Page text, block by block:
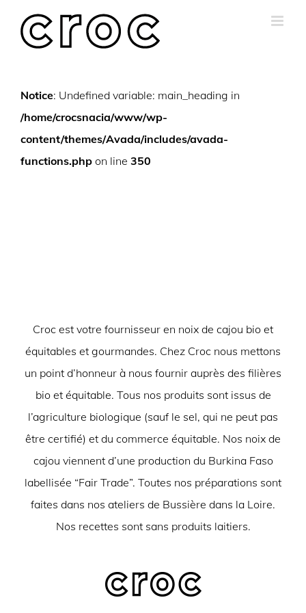
Notice: Undefined variable: main_heading in
/home/crocsnacia/www/wp-
content/themes/Avada/includes/avada-
functions.php on line 350
Croc est votre fournisseur en noix de cajou bio et
équitables et gourmandes. Chez Croc nous mettons
un point d’honneur à nous fournir auprès des filières
bio et équitable. Tous nos produits sont issus de
l’agriculture biologique (sauf le sel, qui ne peut pas
être certifié) et du commerce équitable. Nos noix de
cajou viennent d’une production du Burkina Faso
labellisée “Fair Trade”. Toutes nos préparations sont
faites dans nos ateliers de Bussière dans la Loire.
Nos recettes sont sans produits laitiers.